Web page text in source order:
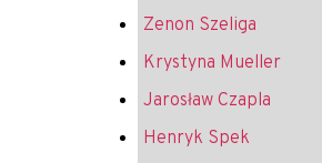
Zenon Szeliga
Krystyna Mueller
Jarosław Czapla
Henryk Spek